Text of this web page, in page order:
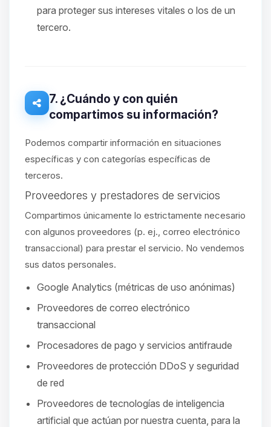
para proteger sus intereses vitales o los de un
tercero.
7. ¿Cuándo y con quién
compartimos su información?
Podemos compartir información en situaciones
específicas y con categorías específicas de
terceros.
Proveedores y prestadores de servicios
Compartimos únicamente lo estrictamente necesario
con algunos proveedores (p. ej., correo electrónico
transaccional) para prestar el servicio. No vendemos
sus datos personales.
Google Analytics (métricas de uso anónimas)
Proveedores de correo electrónico
transaccional
Procesadores de pago y servicios antifraude
Proveedores de protección DDoS y seguridad
de red
Proveedores de tecnologías de inteligencia
artificial que actúan por nuestra cuenta, para la